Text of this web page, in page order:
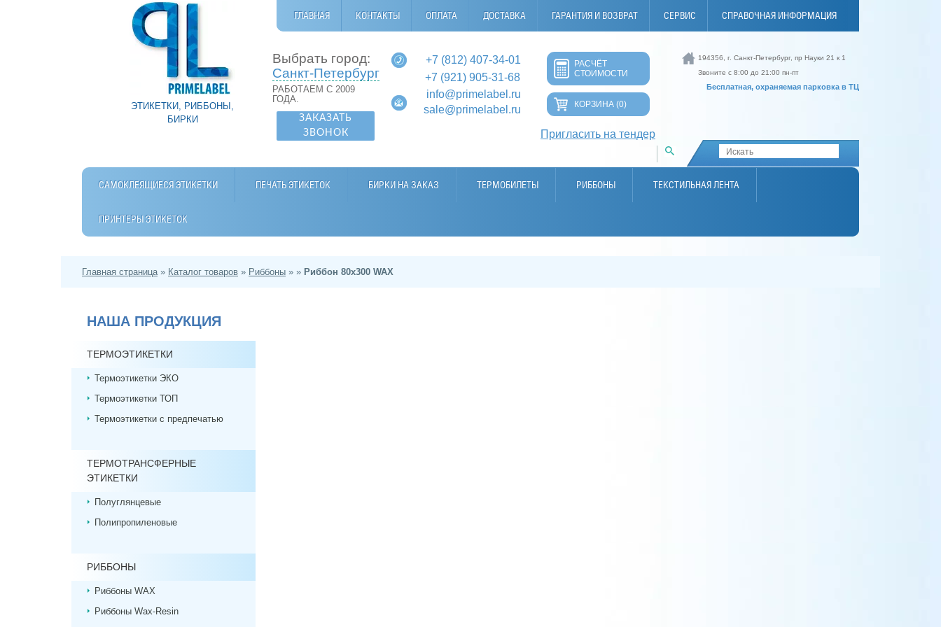
ГЛАВНАЯ КОНТАКТЫ ОПЛАТА ДОСТАВКА ГАРАНТИЯ И ВОЗВРАТ СЕРВИС СПРАВОЧНАЯ ИНФОРМАЦИЯ
ЭТИКЕТКИ, РИББОНЫ,
БИРКИ
Выбрать город:
Санкт-Петербург
РАБОТАЕМ С 2009
ГОДА.
ЗАКАЗАТЬ
ЗВОНОК
+7 (812) 407-34-01
+7 (921) 905-31-68
info@primelabel.ru
sale@primelabel.ru
РАСЧЁТ
СТОИМОСТИ
КОРЗИНА (0)
Пригласить на тендер
194356, г. Санкт-Петербург, пр Науки 21 к 1
Звоните с 8:00 до 21:00 пн-пт
Бесплатная, охраняемая парковка в ТЦ
САМОКЛЕЯЩИЕСЯ ЭТИКЕТКИ ПЕЧАТЬ ЭТИКЕТОК БИРКИ НА ЗАКАЗ ТЕРМОБИЛЕТЫ РИББОНЫ ТЕКСТИЛЬНАЯ ЛЕНТА
ПРИНТЕРЫ ЭТИКЕТОК
Главная страница» Каталог товаров » Риббоны » » Риббон 80х300 WAX
НАША ПРОДУКЦИЯ
ТЕРМОЭТИКЕТКИ
Термоэтикетки ЭКО
Термоэтикетки ТОП
Термоэтикетки с предпечатью
ТЕРМОТРАНСФЕРНЫЕ
ЭТИКЕТКИ
Полуглянцевые
Полипропиленовые
РИББОНЫ
Риббоны WAX
Риббоны Wax-Resin